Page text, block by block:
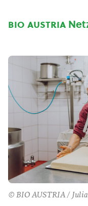
bio austria
© BIO AUSTRIA /